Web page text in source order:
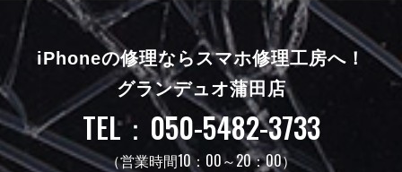
iPhoneの修理ならスマホ修理工房へ！
グランデュオ蒲田店
TEL：050-5482-3733
（営業時間10：00～20：00）